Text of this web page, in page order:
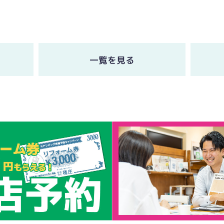
一覧を見る